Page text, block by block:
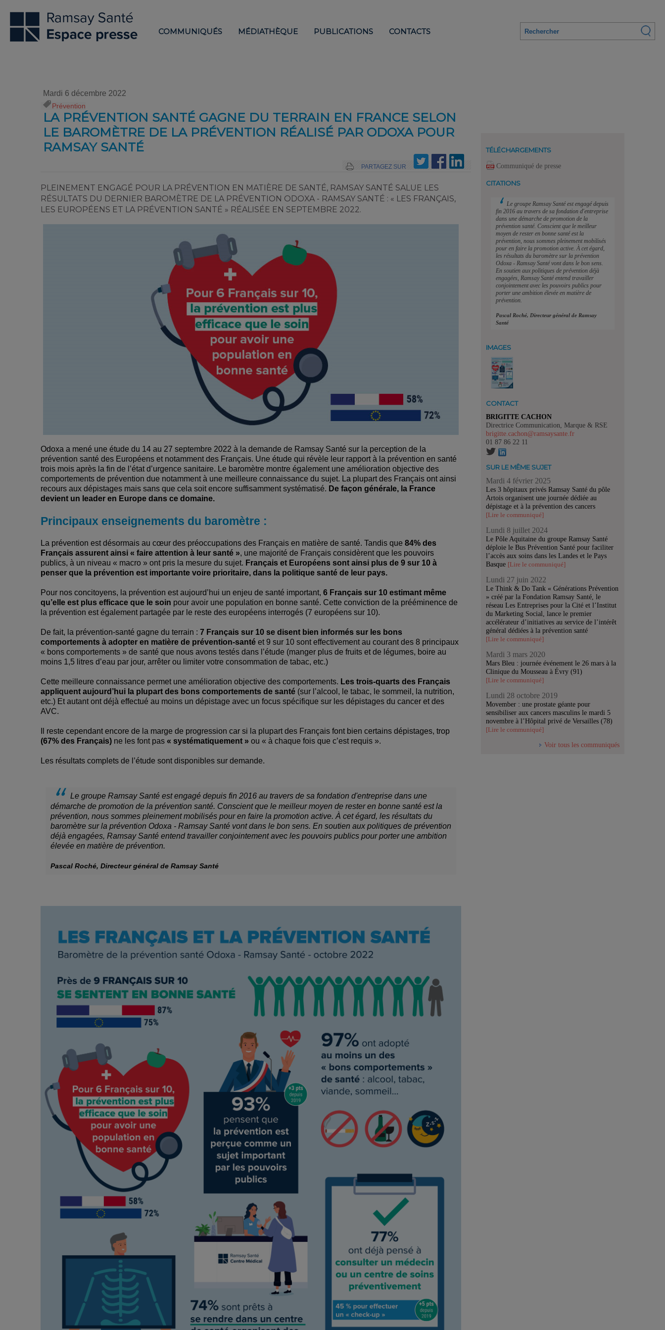
COMMUNIQUÉS MÉDIATHÈQUE PUBLICATIONS CONTACTS
Mardi 6 décembre 2022
Prévention
LA PRÉVENTION SANTÉ GAGNE DU TERRAIN EN FRANCE SELON
LE BAROMÈTRE DE LA PRÉVENTION RÉALISÉ PAR ODOXA POUR
RAMSAY SANTÉ
PARTAGEZ SUR
PLEINEMENT ENGAGÉ POUR LA PRÉVENTION EN MATIÈRE DE SANTÉ, RAMSAY SANTÉ SALUE LES
RÉSULTATS DU DERNIER BAROMÈTRE DE LA PRÉVENTION ODOXA - RAMSAY SANTÉ : « LES FRANÇAIS,
LES EUROPÉENS ET LA PRÉVENTION SANTÉ » RÉALISÉE EN SEPTEMBRE 2022.
Odoxa a mené une étude du 14 au 27 septembre 2022 à la demande de Ramsay Santé sur la perception de la
prévention santé des Européens et notamment des Français. Une étude qui révèle leur rapport à la prévention en santé
trois mois après la fin de l’état d’urgence sanitaire. Le baromètre montre également une amélioration objective des
comportements de prévention due notamment à une meilleure connaissance du sujet. La plupart des Français ont ainsi
recours aux dépistages mais sans que cela soit encore suffisamment systématisé. De façon générale, la France
devient un leader en Europe dans ce domaine.
Principaux enseignements du baromètre :
La prévention est désormais au cœur des préoccupations des Français en matière de santé. Tandis que 84% des
Français assurent ainsi « faire attention à leur santé », une majorité de Français considèrent que les pouvoirs
publics, à un niveau « macro » ont pris la mesure du sujet. Français et Européens sont ainsi plus de 9 sur 10 à
penser que la prévention est importante voire prioritaire, dans la politique santé de leur pays.
Pour nos concitoyens, la prévention est aujourd’hui un enjeu de santé important, 6 Français sur 10 estimant même
qu’elle est plus efficace que le soin pour avoir une population en bonne santé. Cette conviction de la prééminence de
la prévention est également partagée par le reste des européens interrogés (7 européens sur 10).
De fait, la prévention-santé gagne du terrain : 7 Français sur 10 se disent bien informés sur les bons
comportements à adopter en matière de prévention-santé et 9 sur 10 sont effectivement au courant des 8 principaux
« bons comportements » de santé que nous avons testés dans l’étude (manger plus de fruits et de légumes, boire au
moins 1,5 litres d’eau par jour, arrêter ou limiter votre consommation de tabac, etc.)
Cette meilleure connaissance permet une amélioration objective des comportements. Les trois-quarts des Français
appliquent aujourd’hui la plupart des bons comportements de santé (sur l’alcool, le tabac, le sommeil, la nutrition,
etc.) Et autant ont déjà effectué au moins un dépistage avec un focus spécifique sur les dépistages du cancer et des
AVC.
Il reste cependant encore de la marge de progression car si la plupart des Français font bien certains dépistages, trop
(67% des Français) ne les font pas « systématiquement » ou « à chaque fois que c’est requis ».
Les résultats complets de l’étude sont disponibles sur demande.
Le groupe Ramsay Santé est engagé depuis fin 2016 au travers de sa fondation d'entreprise dans une
démarche de promotion de la prévention santé. Conscient que le meilleur moyen de rester en bonne santé est la
prévention, nous sommes pleinement mobilisés pour en faire la promotion active. À cet égard, les résultats du
baromètre sur la prévention Odoxa - Ramsay Santé vont dans le bon sens. En soutien aux politiques de prévention
déjà engagées, Ramsay Santé entend travailler conjointement avec les pouvoirs publics pour porter une ambition
élevée en matière de prévention.
Pascal Roché, Directeur général de Ramsay Santé
TÉLÉCHARGEMENTS
Communiqué de presse
CITATIONS
Le groupe Ramsay Santé est engagé depuis
fin 2016 au travers de sa fondation d'entreprise
dans une démarche de promotion de la
prévention santé. Conscient que le meilleur
moyen de rester en bonne santé est la
prévention, nous sommes pleinement mobilisés
pour en faire la promotion active. À cet égard,
les résultats du baromètre sur la prévention
Odoxa - Ramsay Santé vont dans le bon sens.
En soutien aux politiques de prévention déjà
engagées, Ramsay Santé entend travailler
conjointement avec les pouvoirs publics pour
porter une ambition élevée en matière de
prévention.
Pascal Roché, Directeur général de Ramsay
Santé
IMAGES
CONTACT
BRIGITTE CACHON
Directrice Communication, Marque & RSE
brigitte.cachon@ramsaysante.fr
01 87 86 22 11
SUR LE MÊME SUJET
Mardi 4 février 2025
Les 3 hôpitaux privés Ramsay Santé du pôle
Artois organisent une journée dédiée au
dépistage et à la prévention des cancers
[Lire le communiqué]
Lundi 8 juillet 2024
Le Pôle Aquitaine du groupe Ramsay Santé
déploie le Bus Prévention Santé pour faciliter
l’accès aux soins dans les Landes et le Pays
Basque [Lire le communiqué]
Lundi 27 juin 2022
Le Think & Do Tank « Générations Prévention
» créé par la Fondation Ramsay Santé, le
réseau Les Entreprises pour la Cité et l’Institut
du Marketing Social, lance le premier
accélérateur d’initiatives au service de l’intérêt
général dédiées à la prévention santé
[Lire le communiqué]
Mardi 3 mars 2020
Mars Bleu : journée événement le 26 mars à la
Clinique du Mousseau à Évry (91)
[Lire le communiqué]
Lundi 28 octobre 2019
Movember : une prostate géante pour
sensibiliser aux cancers masculins le mardi 5
novembre à l’Hôpital privé de Versailles (78)
[Lire le communiqué]
Voir tous les communiqués